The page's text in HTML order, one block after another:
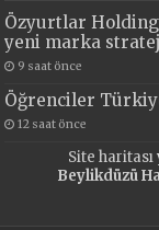
Özyurtlar Holding
yeni marka
9 saat önce
Öğrenciler
12 saat önce
Site haritası
Beylikdüzü